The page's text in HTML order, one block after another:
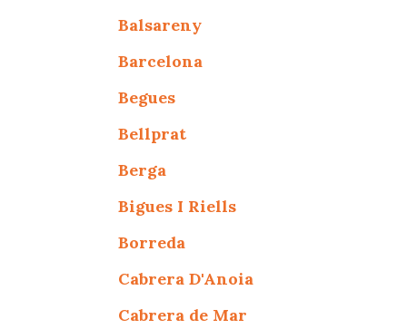
Balsareny
Barcelona
Begues
Bellprat
Berga
Bigues I Riells
Borreda
Cabrera D'Anoia
Cabrera de Mar